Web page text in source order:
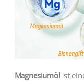
Magnesiumöl ist